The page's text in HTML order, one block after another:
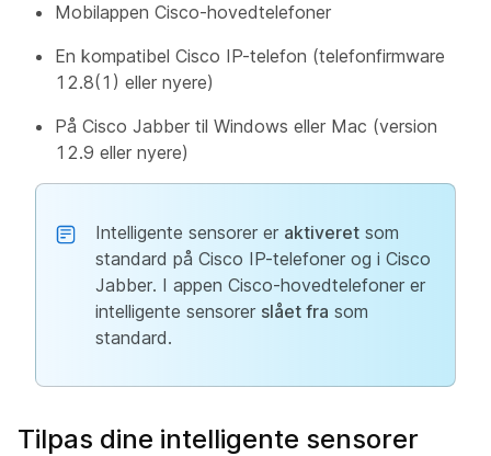
Mobilappen Cisco-hovedtelefoner
En kompatibel Cisco IP-telefon (telefonfirmware
12.8(1) eller nyere)
På Cisco Jabber til Windows eller Mac (version
12.9 eller nyere)
Intelligente sensorer er aktiveret som
standard på Cisco IP-telefoner og i Cisco
Jabber. I appen Cisco-hovedtelefoner er
intelligente sensorer slået fra som
standard.
Tilpas dine intelligente sensorer